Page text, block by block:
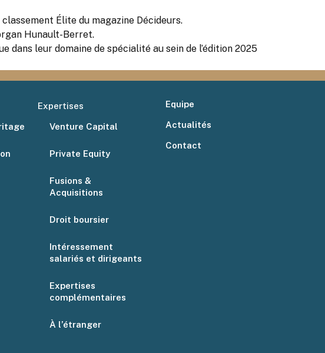
Élite du magazine Décideurs.
Hunault-Berret.
leur domaine de spécialité au sein de l’édition 2025
Expertises
Venture Capital
Private Equity
Fusions &
Acquisitions
Droit boursier
Intéressement
salariés et dirigeants
Expertises
complémentaires
À l’étranger
Equipe
Actualités
Contact